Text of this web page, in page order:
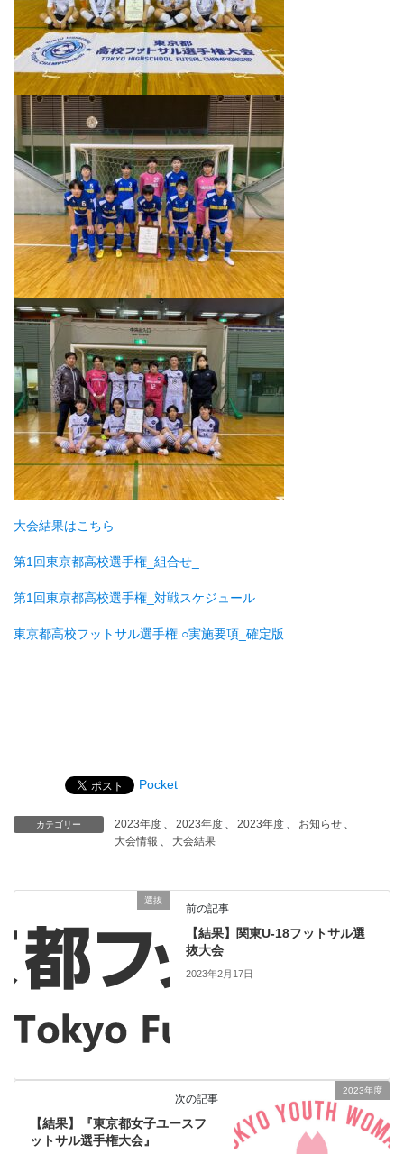
大会結果はこちら
第1回東京都高校選手権_組合せ_
第1回東京都高校選手権_対戦スケジュール
東京都高校フットサル選手権 ○実施要項_確定版
Pocket
カテゴリー 2023年度 、 2023年度 、 2023年度 、 お知らせ 、
大会情報 、 大会結果
選抜
前の記事
【結果】関東U-18フットサル選
抜大会
2023年2月17日
2023年度
次の記事
【結果】『東京都女子ユースフ
ットサル選手権大会』